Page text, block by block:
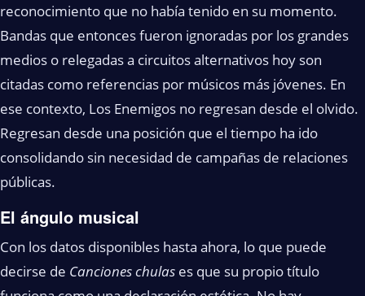
reconocimiento que no había tenido en su momento.
Bandas que entonces fueron ignoradas por los grandes
medios o relegadas a circuitos alternativos hoy son
citadas como referencias por músicos más jóvenes. En
ese contexto, Los Enemigos no regresan desde el olvido.
Regresan desde una posición que el tiempo ha ido
consolidando sin necesidad de campañas de relaciones
públicas.
El ángulo musical
Con los datos disponibles hasta ahora, lo que puede
decirse de Canciones chulas es que su propio título